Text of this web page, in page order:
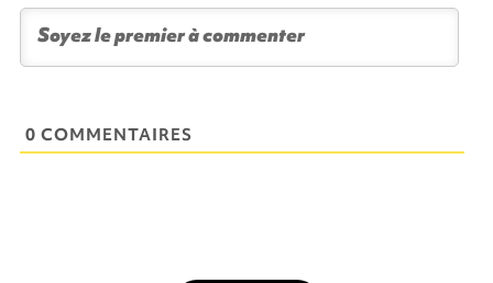
0 COMMENTAIRES